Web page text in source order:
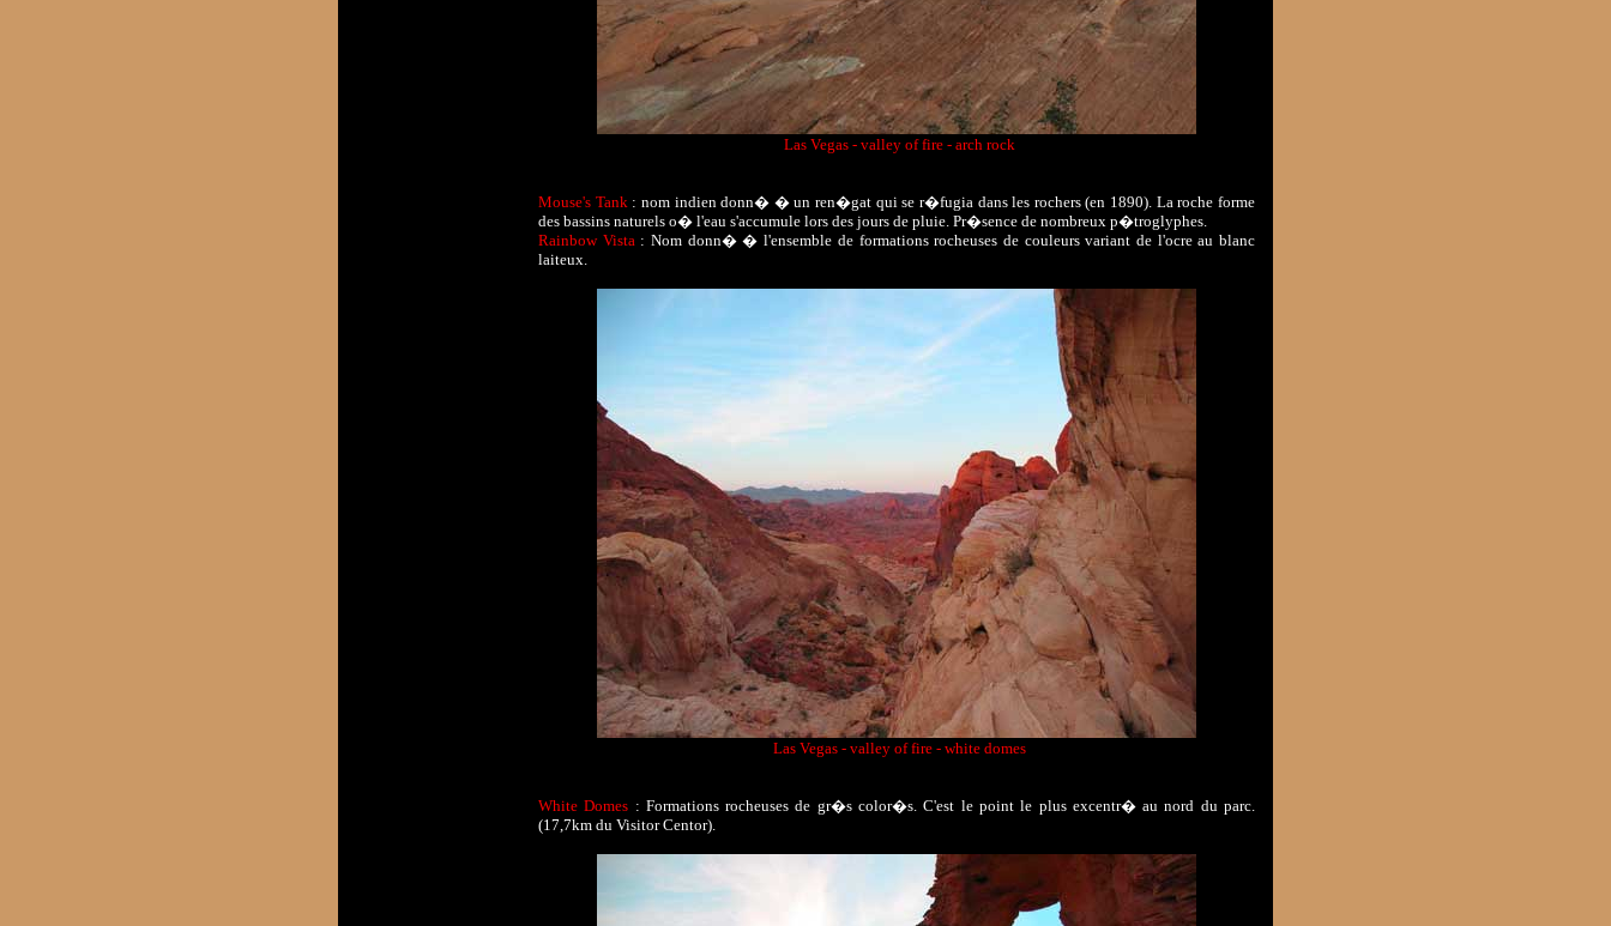
Las Vegas - valley of fire - arch rock
Mouse's Tank: nom indien donn� � un ren�gat qui se r�fugia dans les rochers (en 1890). La roche forme
des bassins naturels o� l'eau s'accumule lors des jours de pluie. Pr�sence de nombreux p�troglyphes.
Rainbow Vista: Nom donn� � l'ensemble de formations rocheuses de couleurs variant de l'ocre au blanc
laiteux.
Las Vegas - valley of fire - white domes
White Domes : Formations rocheuses de gr�s color�s. C'est le point le plus excentr� au nord du parc.
(17,7km du Visitor Centor).